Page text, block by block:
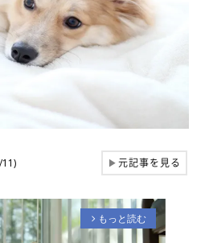
▶元記事を見る
arrow_forward_ios もっと読む